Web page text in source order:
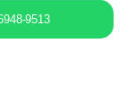
9513